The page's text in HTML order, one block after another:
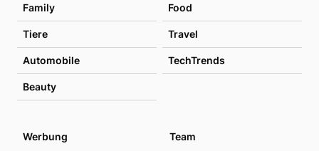
Family Food
Tiere Travel
Automobile TechTrends
Beauty
Werbung Team